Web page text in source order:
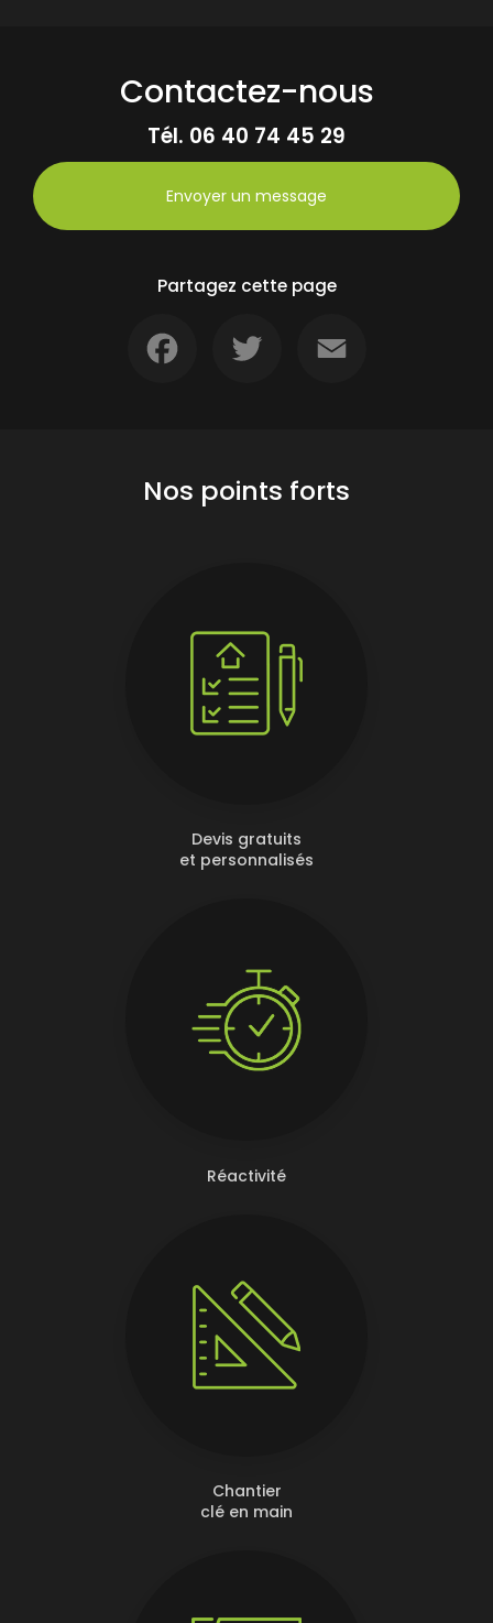
Contactez-nous
Tél. 06 40 74 45 29
Envoyer un message
Partagez cette page
Nos points forts
Devis gratuits
et personnalisés
Réactivité
Chantier
clé en main